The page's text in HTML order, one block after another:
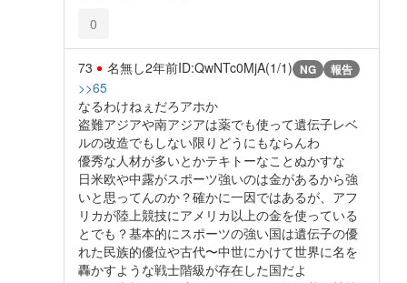
0
73 名無し2年前ID:QwNTc0MjA(1/1) NG 報告
>>65
なるわけねぇだろアホか
盗難アジアや南アジアは薬でも使って遺伝子レベ
ルの改造でもしない限りどうにもならんわ
優秀な人材が多いとかテキトーなことぬかすな
日米欧や中露がスポーツ強いのは金があるから強
いと思ってんのか？確かに一因ではあるが、アフ
リカが陸上競技にアメリカ以上の金を使っている
とでも？基本的にスポーツの強い国は遺伝子の優
れた民族的優位や古代〜中世にかけて世界に名を
轟かすような戦士階級が存在した国だよ